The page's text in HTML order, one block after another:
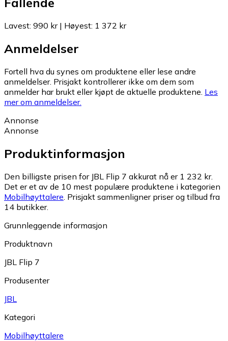
Lavest: 990 kr| Høyest: 1 372 kr
Anmeldelser
Fortell hva du synes om produktene eller lese andre
anmeldelser. Prisjakt kontrollerer ikke om dem som
anmelder har brukt eller kjøpt de aktuelle produktene. Les
mer om anmeldelser.
Annonse
Annonse
Produktinformasjon
Den billigste prisen for JBL Flip 7 akkurat nå er 1 232 kr.
Det er et av de 10 mest populære produktene i kategorien
Mobilhøyttalere Prisjakt sammenligner priser og tilbud fra
14 butikker.
Grunnleggende informasjon
Produktnavn
JBL Flip 7
Produsenter
JBL
Kategori
Mobilhøyttalere